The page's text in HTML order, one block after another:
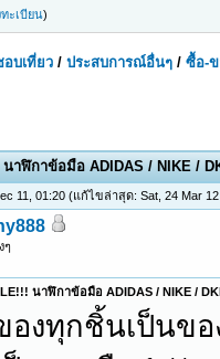
ทะเบียน)
บเที่ยว /ประสบการณ์อื่นๆ /ซื้อ-ข
าฬิกาข้อมือ ADIDAS / NIKE /
11, 01:20(แก้ไขล่าสุด: Sat, 24 Mar
ๆ
นาฬิกาข้อมือ ADIDAS / NIKE /
องทุกชิ้นเป็นข